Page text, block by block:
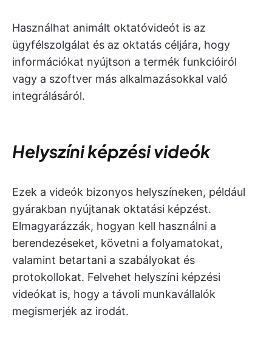
Használhat animált oktatóvideót is az
ügyfélszolgálat és az oktatás céljára, hogy
információkat nyújtson a termék funkcióiról
vagy a szoftver más alkalmazásokkal való
integrálásáról.
Helyszíni képzési videók
Ezek a videók bizonyos helyszíneken, például
gyárakban nyújtanak oktatási képzést.
Elmagyarázzák, hogyan kell használni a
berendezéseket, követni a folyamatokat,
valamint betartani a szabályokat és
protokollokat. Felvehet helyszíni képzési
videókat is, hogy a távoli munkavállalók
megismerjék az irodát.